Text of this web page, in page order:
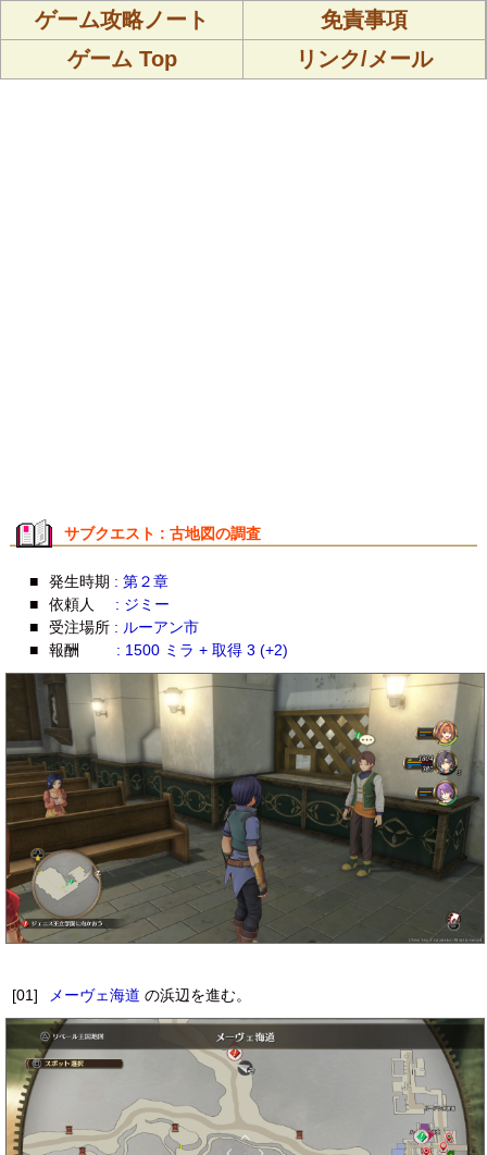
ゲーム攻略ノート
免責事項
ゲーム Top
リンク/メール
サブクエスト : 古地図の調査
■ 発生時期 : 第２章
■
依頼人
: ジミー
■
受注場所 : ルーアン市
■
報酬 : 1500 ミラ + 取得 3 (+2)
[01] メーヴェ海道 の浜辺を進む。